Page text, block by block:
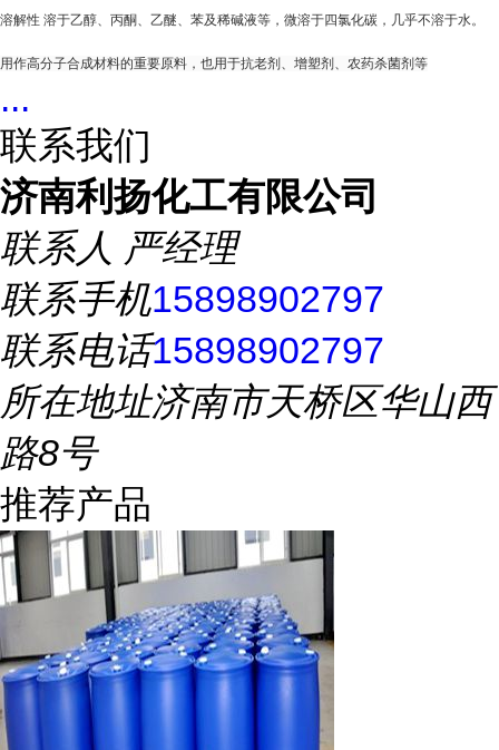
溶解性 溶于乙醇、丙酮、乙醚、苯及稀碱液等，微溶于四氯化碳，几乎不溶于水。
用作高分子合成材料的重要原料，也用于抗老剂、增塑剂、农药杀菌剂等
...
联系我们
济南利扬化工有限公司
联系人 严经理
联系手机15898902797
联系电话15898902797
所在地址济南市天桥区华山西
路8号
推荐产品